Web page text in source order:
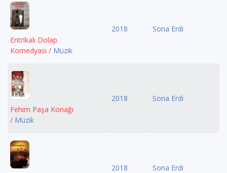
Entrikalı Dolap
Komedyası / Müzik
2018 Sona Erdi
Fehim Paşa Konağı
/ Müzik
2018 Sona Erdi
2018 Sona Erdi